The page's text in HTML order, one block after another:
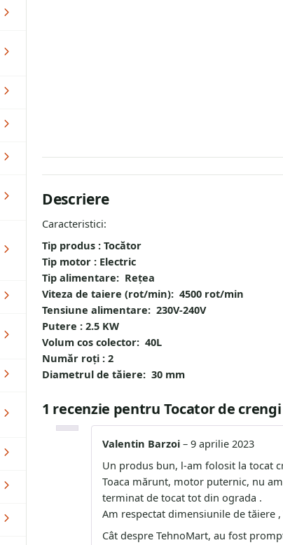
Descriere
Caracteristici:
Tip produs : Tocător
Tip motor : Electric
Tip alimentare: Rețea
Viteza de taiere (rot/min): 4500 rot/min
Tensiune alimentare: 230V-240V
Putere : 2.5 KW
Volum cos colector: 40L
Număr roți : 2
Diametrul de tăiere: 30 mm
1 recenzie pentru Tocator de
Valentin Barzoi – 9 aprilie 2023
Un produs bun, l-am folosit la tocat
Toaca mărunt, motor puternic, nu
terminat de tocat tot din ograda .
Am respectat dimensiunile de tăiere
Cât despre TehnoMart, au fost